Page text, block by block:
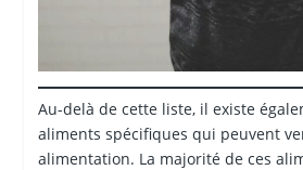
Au-delà de cette liste, il existe
aliments spécifiques qui peuvent
alimentation. La majorité de ces